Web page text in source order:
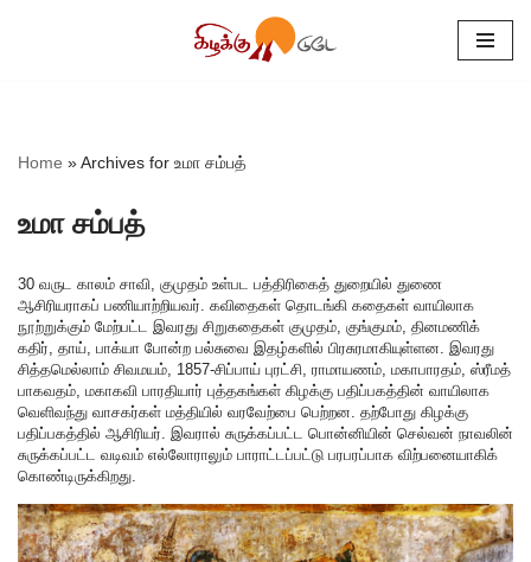
Home »Archives for உமா சம்பத்
உமா சம்பத்
30 வருட காலம் சாவி, குமுதம் உள்பட பத்திரிகைத் துறையில் துணை
ஆசிரியராகப் பணியாற்றியவர். கவிதைகள் தொடங்கி கதைகள் வாயிலாக
நூற்றுக்கும் மேற்பட்ட இவரது சிறுகதைகள் குமுதம், குங்குமம், தினமணிக்
கதிர், தாய், பாக்யா போன்ற பல்சுவை இதழ்களில் பிரசுரமாகியுள்ளன. இவரது
சித்தமெல்லாம் சிவமயம், 1857-சிப்பாய் புரட்சி, ராமாயணம், மகாபாரதம், ஸ்ரீமத்
பாகவதம், மகாகவி பாரதியார் புத்தகங்கள் கிழக்கு பதிப்பகத்தின் வாயிலாக
வெளிவந்து வாசகர்கள் மத்தியில் வரவேற்பை பெற்றன. தற்போது கிழக்கு
பதிப்பகத்தில் ஆசிரியர். இவரால் சுருக்கப்பட்ட பொன்னியின் செல்வன் நாவலின்
சுருக்கப்பட்ட வடிவம் எல்லோராலும் பாராட்டப்பட்டு பரபரப்பாக விற்பனையாகிக்
கொண்டிருக்கிறது.